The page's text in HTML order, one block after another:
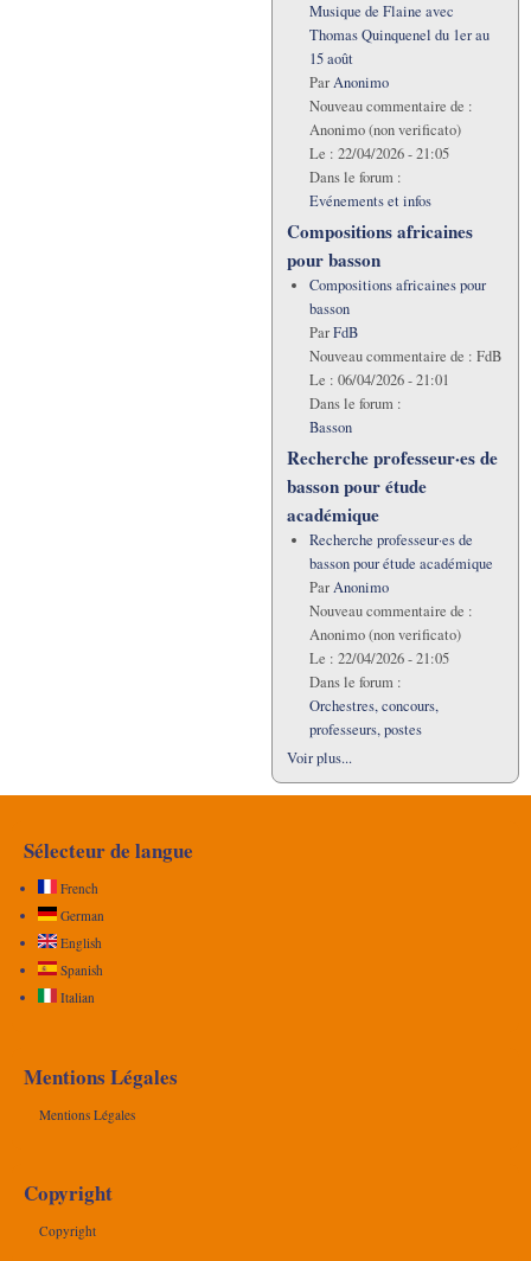
Musique de Flaine avec
Thomas Quinquenel du 1er au
15 août
ParAnonimo
Nouveau commentaire de :
Anonimo (non verificato)
Le : 22/04/2026 - 21:05
Dans le forum :
Evénements et infos
Compositions africaines
pour basson
Compositions africaines pour
basson
ParFdB
Nouveau commentaire de : FdB
Le : 06/04/2026 - 21:01
Dans le forum :
Basson
Recherche professeur·es de
basson pour étude
académique
Recherche professeur·es de
basson pour étude académique
ParAnonimo
Nouveau commentaire de :
Anonimo (non verificato)
Le : 22/04/2026 - 21:05
Dans le forum :
Orchestres, concours,
professeurs, postes
Voir plus...
Sélecteur de langue
French
German
English
Spanish
Italian
Mentions Légales
Mentions Légales
Copyright
Copyright